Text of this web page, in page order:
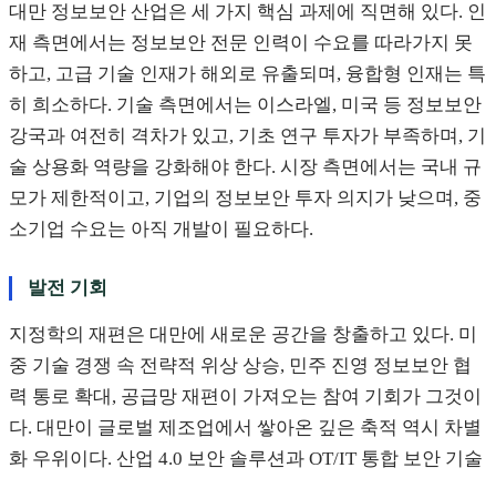
대만 정보보안 산업은 세 가지 핵심 과제에 직면해 있다. 인
재 측면에서는 정보보안 전문 인력이 수요를 따라가지 못
하고, 고급 기술 인재가 해외로 유출되며, 융합형 인재는 특
히 희소하다. 기술 측면에서는 이스라엘, 미국 등 정보보안
강국과 여전히 격차가 있고, 기초 연구 투자가 부족하며, 기
술 상용화 역량을 강화해야 한다. 시장 측면에서는 국내 규
모가 제한적이고, 기업의 정보보안 투자 의지가 낮으며, 중
소기업 수요는 아직 개발이 필요하다.
발전 기회
지정학의 재편은 대만에 새로운 공간을 창출하고 있다. 미
중 기술 경쟁 속 전략적 위상 상승, 민주 진영 정보보안 협
력 통로 확대, 공급망 재편이 가져오는 참여 기회가 그것이
다. 대만이 글로벌 제조업에서 쌓아온 깊은 축적 역시 차별
화 우위이다. 산업 4.0 보안 솔루션과 OT/IT 통합 보안 기술